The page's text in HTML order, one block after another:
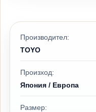
Производител:
TOYO
Произход:
Япония / Европа
Размер: